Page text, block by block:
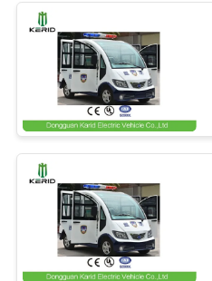
ขอ
แผนผัง
เว็บไซต์
นโยบาย